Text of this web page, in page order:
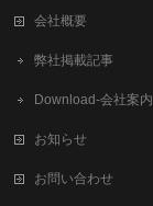
会社概要
弊社掲載記事
Download-会社案内
お知らせ
お問い合わせ